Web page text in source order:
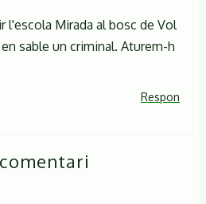
l'escola Mirada al bosc de Vol
sable un criminal. Aturem-h
Respon